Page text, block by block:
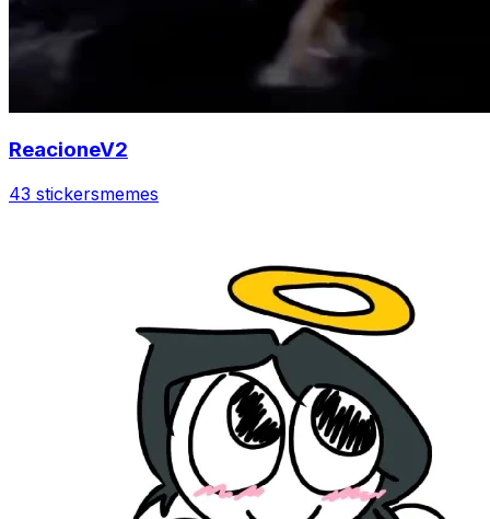
ReacioneV2
43 stickersmemes